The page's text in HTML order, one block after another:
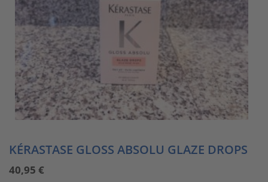
KÉRASTASE GLOSS ABSOLU GLAZE DROPS
40,95 €